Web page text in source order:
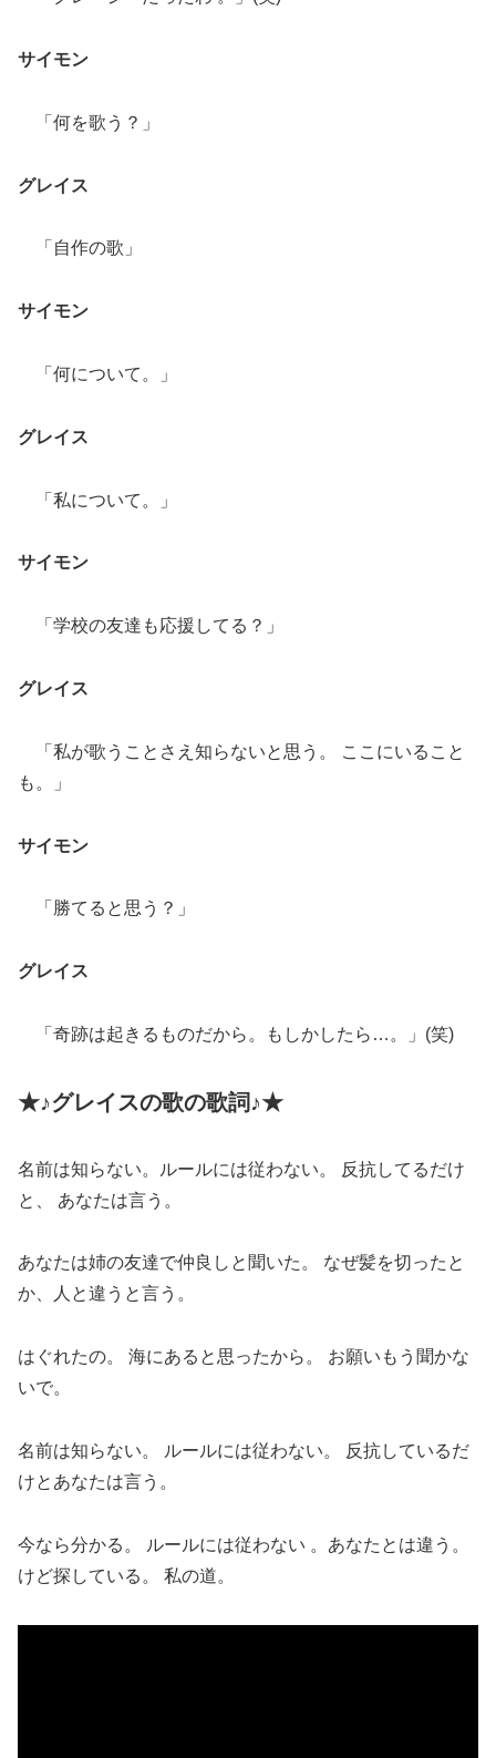
サイモン
「何を歌う？」
グレイス
「自作の歌」
サイモン
「何について。」
グレイス
「私について。」
サイモン
「学校の友達も応援してる？」
グレイス
「私が歌うことさえ知らないと思う。 ここにいること
も。」
サイモン
「勝てると思う？」
グレイス
「奇跡は起きるものだから。もしかしたら…。」(笑)
★♪グレイスの歌の歌詞♪★
名前は知らない。ルールには従わない。 反抗してるだけ
と、 あなたは言う。
あなたは姉の友達で仲良しと聞いた。 なぜ髪を切ったと
か、人と違うと言う。
はぐれたの。 海にあると思ったから。 お願いもう聞かな
いで。
名前は知らない。 ルールには従わない。 反抗しているだ
けとあなたは言う。
今なら分かる。 ルールには従わない 。あなたとは違う。
けど探している。 私の道。